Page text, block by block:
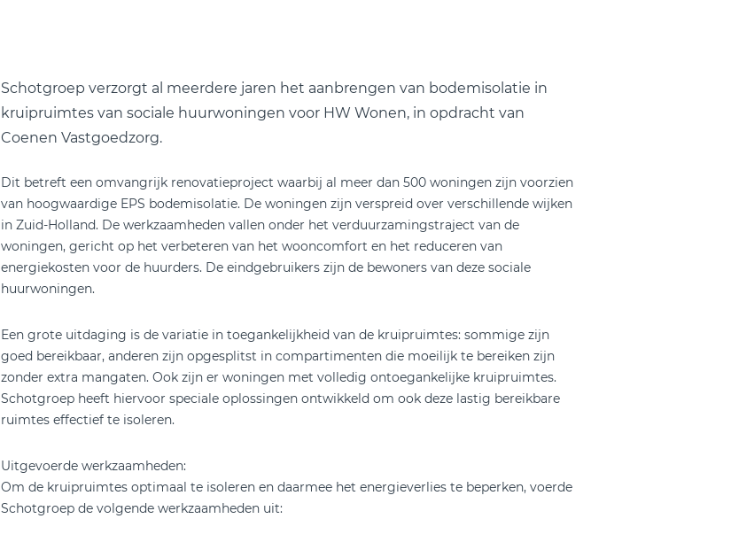
Schotgroep verzorgt al meerdere jaren het aanbrengen van bodemisolatie in
kruipruimtes van sociale huurwoningen voor HW Wonen, in opdracht van
Coenen Vastgoedzorg.
Dit betreft een omvangrijk renovatieproject waarbij al meer dan 500 woningen zijn voorzien
van hoogwaardige EPS bodemisolatie. De woningen zijn verspreid over verschillende wijken
in Zuid-Holland. De werkzaamheden vallen onder het verduurzamingstraject van de
woningen, gericht op het verbeteren van het wooncomfort en het reduceren van
energiekosten voor de huurders. De eindgebruikers zijn de bewoners van deze sociale
huurwoningen.
Een grote uitdaging is de variatie in toegankelijkheid van de kruipruimtes: sommige zijn
goed bereikbaar, anderen zijn opgesplitst in compartimenten die moeilijk te bereiken zijn
zonder extra mangaten. Ook zijn er woningen met volledig ontoegankelijke kruipruimtes.
Schotgroep heeft hiervoor speciale oplossingen ontwikkeld om ook deze lastig bereikbare
ruimtes effectief te isoleren.
Uitgevoerde werkzaamheden:
Om de kruipruimtes optimaal te isoleren en daarmee het energieverlies te beperken, voerde
Schotgroep de volgende werkzaamheden uit: